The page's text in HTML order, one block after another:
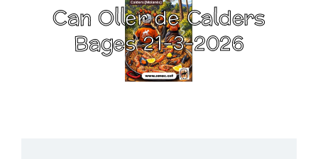
Can Oller de Calders
Bages 21-3-2026